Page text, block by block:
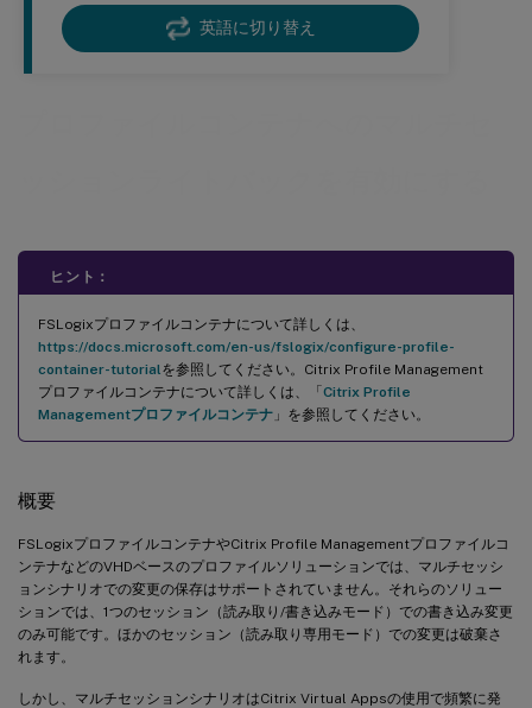
英語に切り替え
ヒント：
FSLogixプロファイルコンテナについて詳しくは、
https://docs.microsoft.com/en-us/fslogix/configure-profile-
container-tutorialを参照してください。Citrix Profile Management
プロファイルコンテナについて詳しくは、「Citrix Profile
Managementプロファイルコンテナ 」を参照してください。
概要
FSLogixプロファイルコンテナやCitrix Profile Managementプロファイルコ
ンテナなどのVHDベースのプロファイルソリューションでは、マルチセッシ
ョンシナリオでの変更の保存はサポートされていません。それらのソリュー
ションでは、1つのセッション（読み取り/書き込みモード）での書き込み変更
のみ可能です。ほかのセッション（読み取り専用モード）での変更は破棄さ
れます。
しかし、マルチセッションシナリオはCitrix Virtual Appsの使用で頻繁に発